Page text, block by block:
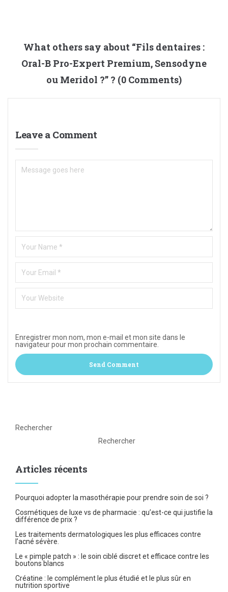
What others say about “Fils dentaires :
Oral-B Pro-Expert Premium, Sensodyne
ou Meridol ?” ? (0 Comments)
Leave a Comment
Enregistrer mon nom, mon e-mail et mon site dans le
navigateur pour mon prochain commentaire.
Rechercher
Rechercher
Articles récents
Pourquoi adopter la masothérapie pour prendre soin de soi ?
Cosmétiques de luxe vs de pharmacie : qu’est-ce qui justifie la
différence de prix ?
Les traitements dermatologiques les plus efficaces contre
l’acné sévère.
Le « pimple patch » : le soin ciblé discret et efficace contre les
boutons blancs
Créatine : le complément le plus étudié et le plus sûr en
nutrition sportive